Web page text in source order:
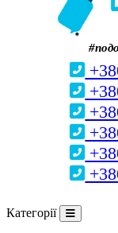
Категорії